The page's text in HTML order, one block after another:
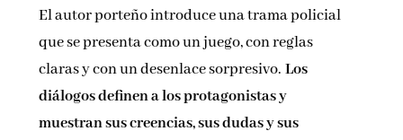
El autor porteño introduce una trama policial
que se presenta como un juego, con reglas
claras y con un desenlace sorpresivo.Los
diálogos definen a los protagonistas y
muestran sus creencias, sus dudas y sus